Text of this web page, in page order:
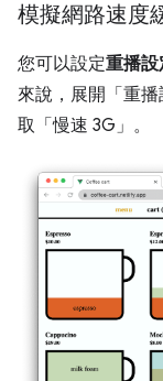
模擬網路速度
您可以設定重播設
來說，展開「重播
取「慢速 3G」 。